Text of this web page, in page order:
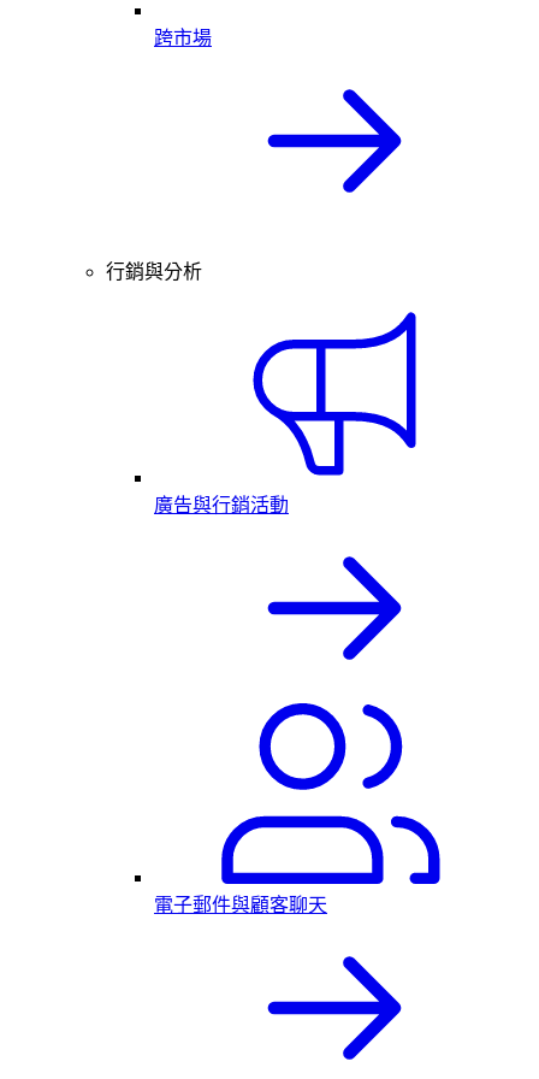
跨市場
行銷與分析
廣告與行銷活動
電子郵件與顧客聊天